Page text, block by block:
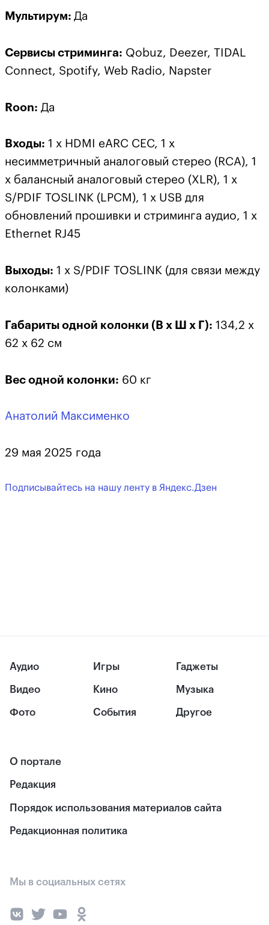
Мультирум: Да
Сервисы стриминга: Qobuz, Deezer, TIDAL
Connect, Spotify, Web Radio, Napster
Roon: Да
Входы: 1 x HDMI eARC CEC, 1 x
несимметричный аналоговый стерео (RCA), 1
x балансный аналоговый стерео (XLR), 1 x
S/PDIF TOSLINK (LPCM), 1 x USB для
обновлений прошивки и стриминга аудио, 1 x
Ethernet RJ45
Выходы: 1 x S/PDIF TOSLINK (для связи между
колонками)
Габариты одной колонки (В x Ш x Г): 134,2 x
62 x 62 см
Вес одной колонки: 60 кг
Анатолий Максименко
29 мая 2025 года
Подписывайтесь на нашу ленту в Яндекс.Дзен
Аудио
Видео
Фото
Игры
Кино
События
Гаджеты
Музыка
Другое
О портале
Редакция
Порядок использования материалов сайта
Редакционная политика
Мы в социальных сетях